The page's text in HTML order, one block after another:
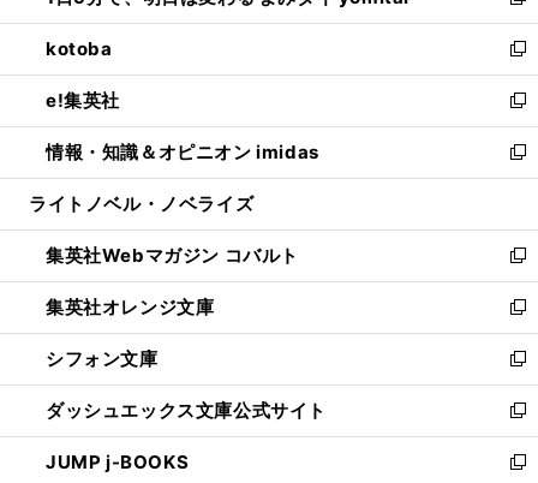
開
く
ウ
で
開
く
ン
ド
ウ
で
開
く
ウ
ィ
ン
ド
ウ
で
開
し
い
ウ
ィ
ン
ド
ウ
開
く
kotoba
新
し
い
ウ
ィ
ン
ウ
で
開
く
e!集英社
新
し
い
ウ
ン
ド
ウ
で
開
く
情報・知識＆オピニオン imidas
新
し
ウ
ィ
ン
ド
ウ
で
開
く
ライトノベル・ノベライズ
集英社Webマガジン コバルト
新
し
い
ウ
ィ
ン
ド
ウ
で
集英社オレンジ文庫
新
し
い
ウ
ィ
ン
ド
シフォン文庫
新
し
い
ウ
ィ
ダッシュエックス文庫公式サイト
新
し
い
JUMP j-BOOKS
新